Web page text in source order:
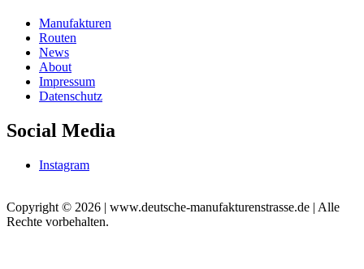
Manufakturen
Routen
News
About
Impressum
Datenschutz
Social Media
Instagram
Copyright © 2026 | www.deutsche-manufakturenstrasse.de | Alle
Rechte vorbehalten.